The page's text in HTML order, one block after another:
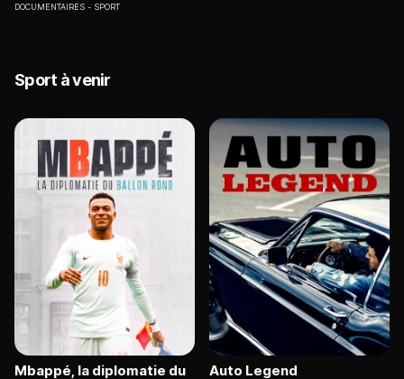
DOCUMENTAIRES SPORT
Sport à venir
Mbappé, la diplomatie du
Auto Legend